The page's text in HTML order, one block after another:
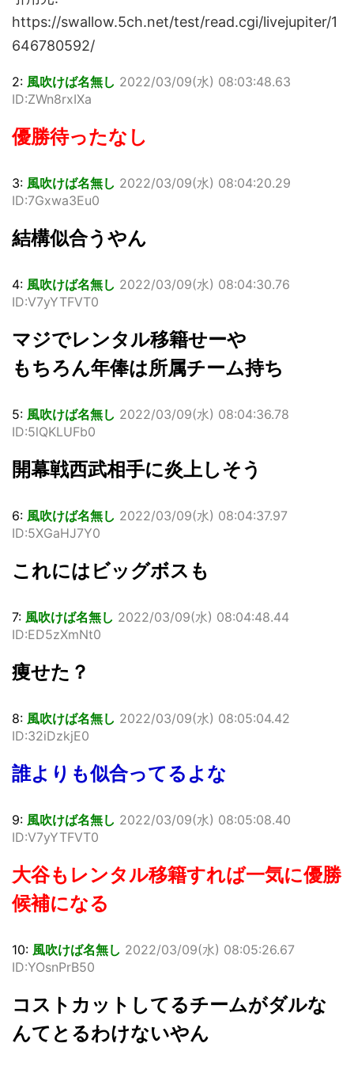
https://swallow.5ch.net/test/read.cgi/livejupiter/1
646780592/
2: 風吹けば名無し 2022/03/09(水) 08:03:48.63
ID:ZWn8rxIXa
優勝待ったなし
3: 風吹けば名無し 2022/03/09(水) 08:04:20.29
ID:7Gxwa3Eu0
結構似合うやん
4: 風吹けば名無し 2022/03/09(水) 08:04:30.76
ID:V7yYTFVT0
マジでレンタル移籍せーや
もちろん年俸は所属チーム持ち
5: 風吹けば名無し 2022/03/09(水) 08:04:36.78
ID:5lQKLUFb0
開幕戦西武相手に炎上しそう
6: 風吹けば名無し 2022/03/09(水) 08:04:37.97
ID:5XGaHJ7Y0
これにはビッグボスも
7: 風吹けば名無し 2022/03/09(水) 08:04:48.44
ID:ED5zXmNt0
痩せた？
8: 風吹けば名無し 2022/03/09(水) 08:05:04.42
ID:32iDzkjE0
誰よりも似合ってるよな
9: 風吹けば名無し 2022/03/09(水) 08:05:08.40
ID:V7yYTFVT0
大谷もレンタル移籍すれば一気に優勝
候補になる
10: 風吹けば名無し 2022/03/09(水) 08:05:26.67
ID:YOsnPrB50
コストカットしてるチームがダルな
んてとるわけないやん